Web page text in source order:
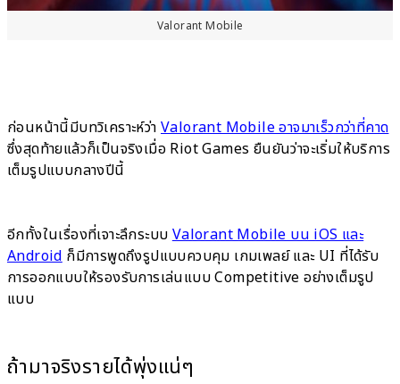
Valorant Mobile
ก่อนหน้านี้มีบทวิเคราะห์ว่า Valorant Mobile อาจมาเร็วกว่าที่คาด
ซึ่งสุดท้ายแล้วก็เป็นจริงเมื่อ Riot Games ยืนยันว่าจะเริ่มให้บริการ
เต็มรูปแบบกลางปีนี้
อีกทั้งในเรื่องที่เจาะลึกระบบValorant Mobile บน iOS และ
Androidก็มีการพูดถึงรูปแบบควบคุม เกมเพลย์ และ UI ที่ได้รับ
การออกแบบให้รองรับการเล่นแบบ Competitive อย่างเต็มรูป
แบบ
ถ้ามาจริงรายได้พุ่งแน่ๆ